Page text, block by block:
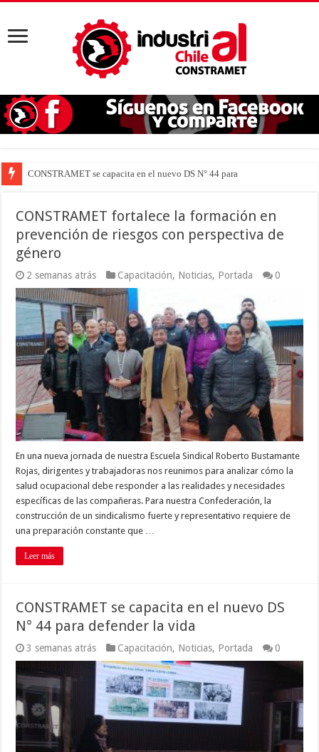
CONSTRAMET se capacita en el nuevo DS N° 44 para defender la vida
CONSTRAMET fortalece la formación en
prevención de riesgos con perspectiva de
género
2 semanas atrás Capacitación, Noticias, Portada 0
En una nueva jornada de nuestra Escuela Sindical Roberto Bustamante
Rojas, dirigentes y trabajadoras nos reunimos para analizar cómo la
salud ocupacional debe responder a las realidades y necesidades
específicas de las compañeras. Para nuestra Confederación, la
construcción de un sindicalismo fuerte y representativo requiere de
una preparación constante que …
Leer más
CONSTRAMET se capacita en el nuevo DS
N° 44 para defender la vida
3 semanas atrás Capacitación, Noticias, Portada 0